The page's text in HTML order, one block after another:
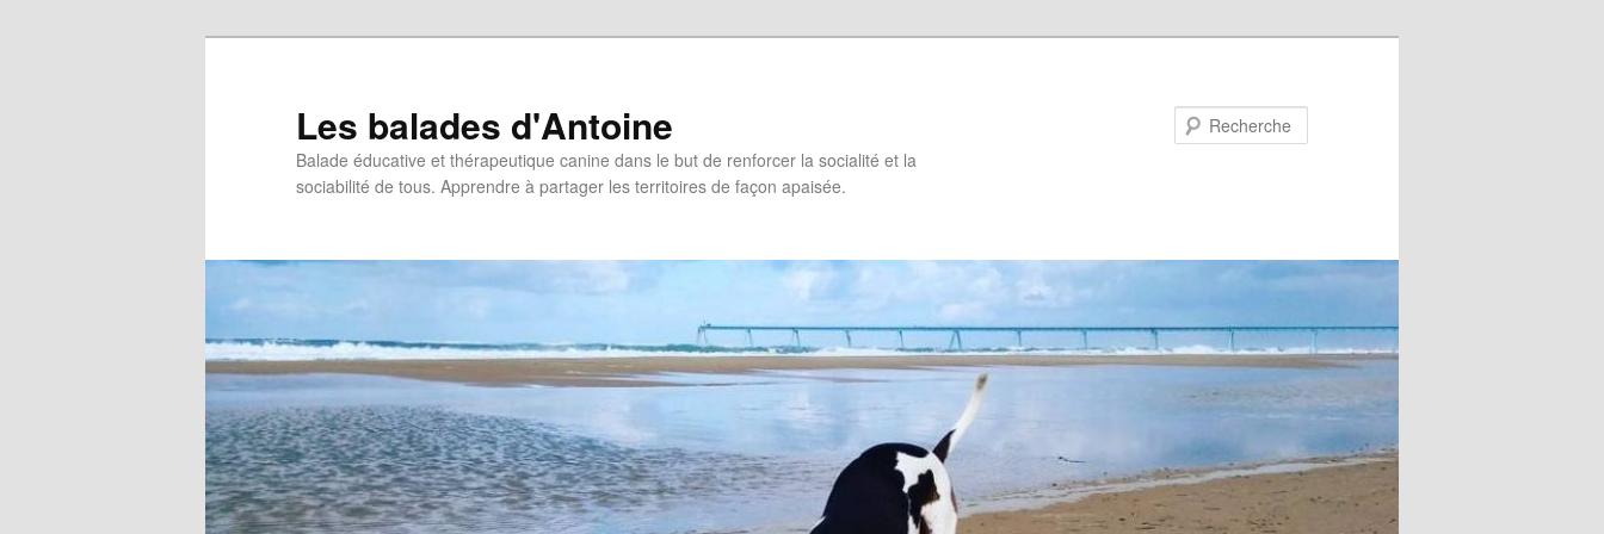
Les balades d'Antoine
Balade éducative et thérapeutique canine dans le but de renforcer la socialité et la
sociabilité de tous. Apprendre à partager les territoires de façon apaisée.